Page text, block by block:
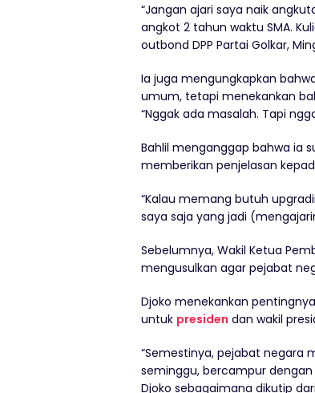
“Jangan ajari saya naik
angkot 2 tahun waktu SMA.
outbond DPP Partai Golkar,
Ia juga mengungkapkan
umum, tetapi menekankan
“Nggak ada masalah. Tapi
Bahlil menganggap bahwa ia
memberikan penjelasan
“Kalau memang butuh
saya saja yang jadi
Sebelumnya, Wakil Ketua
mengusulkan agar pejabat
Djoko menekankan
untuk presiden dan wakil
“Semestinya, pejabat negara
seminggu, bercampur
Djoko sebagaimana dikutip dari